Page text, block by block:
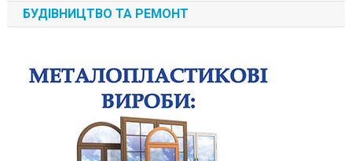
БУДІВНИЦТВО ТА РЕМОНТ